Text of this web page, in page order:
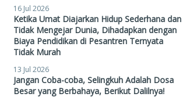
16 Jul 2026
Ketika Umat Diajarkan Hidup Sederhana dan
Tidak Mengejar Dunia, Dihadapkan dengan
Biaya Pendidikan di Pesantren Ternyata
Tidak Murah
13 Jul 2026
Jangan Coba-coba, Selingkuh Adalah Dosa
Besar yang Berbahaya, Berikut Dalilnya!